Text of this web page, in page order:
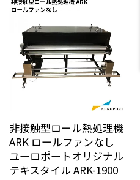
非接触型ロール熱処理機
ARK ロールファンなし
ユーロポートオリジナル
テキスタイル ARK-1900